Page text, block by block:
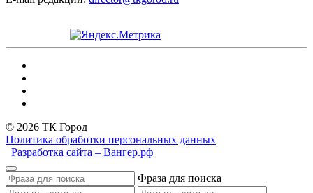
© 2026 ТК Город
Политика обработки персональных данных
Разработка сайта – Вангер.рф
Фраза для поиска